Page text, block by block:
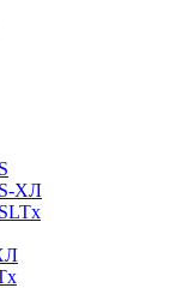
ХЛ